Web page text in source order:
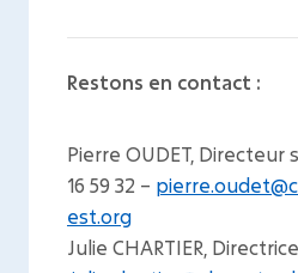
Restons en contact :
Pierre OUDET, Directeur
16 59 32 –
est.org
Julie CHARTIER,